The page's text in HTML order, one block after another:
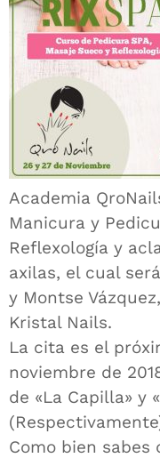
Academia
Manicura y
Reflexología y
axilas, el cual
y Montse
Kristal Nails.
La cita es el
noviembre de
de «La Capilla» y
Como bien sabes